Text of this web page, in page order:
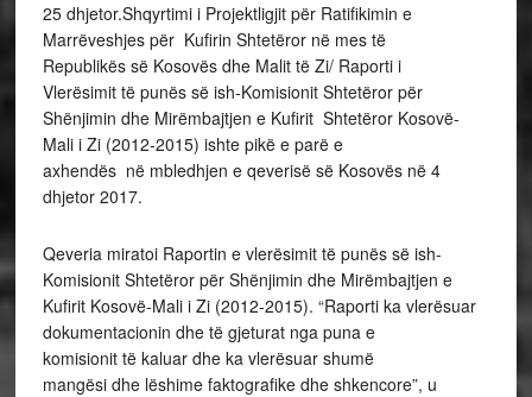
25 dhjetor.Shqyrtimi i Projektligjit për Ratifikimin e
Marrëveshjes për Kufirin Shtetëror në mes të
Republikës së Kosovës dhe Malit të Zi/ Raporti i
Vlerësimit të punës së ish-Komisionit Shtetëror për
Shënjimin dhe Mirëmbajtjen e Kufirit Shtetëror Kosovë-
Mali i Zi (2012-2015) ishte pikë e parë e
axhendës në mbledhjen e qeverisë së Kosovës në 4
dhjetor 2017.
Qeveria miratoi Raportin e vlerësimit të punës së ish-
Komisionit Shtetëror për Shënjimin dhe Mirëmbajtjen e
Kufirit Kosovë-Mali i Zi (2012-2015). “Raporti ka vlerësuar
dokumentacionin dhe të gjeturat nga puna e
komisionit të kaluar dhe ka vlerësuar shumë
mangësi dhe lëshime faktografike dhe shkencore”, u